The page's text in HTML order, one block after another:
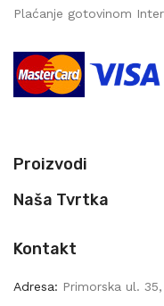
Plaćanje gotovinom
Proizvodi
Naša Tvrtka
Kontakt
Adresa: Primorska ul.